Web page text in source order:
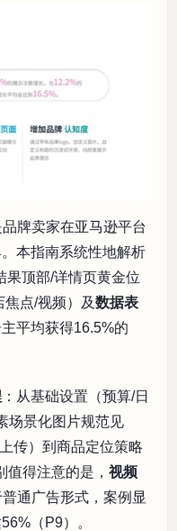
品牌卖家在亚马逊平台
本指南系统性地解析
果顶部/详情页黄金位
焦点/视频）及数据表
平均获得16.5%的
：从基础设置（预算/日
场景化图片规范见
传）到商品定位策略
值得注意的是， 视频
通广告形式，案例显
（P9）。